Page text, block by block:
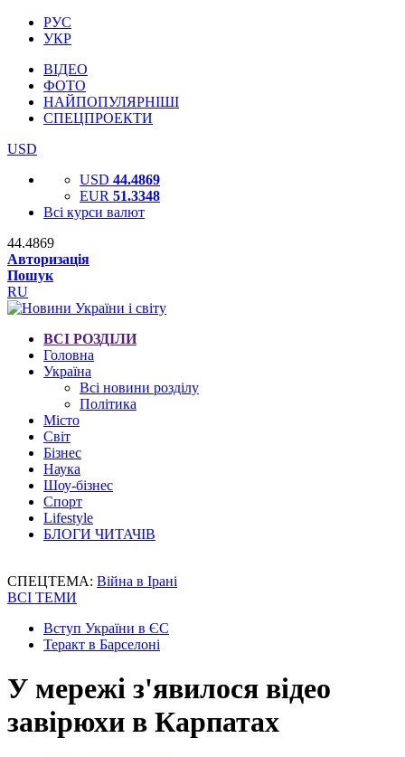
РУС
УКР
ВІДЕО
ФОТО
НАЙПОПУЛЯРНІШІ
СПЕЦПРОЕКТИ
USD
USD 44.4869
EUR 51.3348
Всі курси валют
44.4869
Авторизація
Пошук
RU
ВСІ РОЗДІЛИ
Головна
Україна
Всі новини розділу
Політика
Місто
Світ
Бізнес
Наука
Шоу-бізнес
Спорт
Lifestyle
БЛОГИ ЧИТАЧІВ
СПЕЦТЕМА: Війна в Ірані
ВСІ ТЕМИ
Вступ України в ЄС
Теракт в Барселоні
У мережі з'явилося відео
завірюхи в Карпатах